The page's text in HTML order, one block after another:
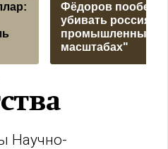
Фёдоров пообещал
убивать россиян "в
промышленных
масштабах"
Научно-